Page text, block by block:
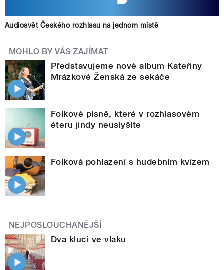
Audiosvět Českého rozhlasu na jednom místě
MOHLO BY VÁS ZAJÍMAT
Představujeme nové album Kateřiny
Mrázkové Ženská ze sekáče
Folkové písně, které v rozhlasovém
éteru jindy neuslyšíte
Folková pohlazení s hudebním kvízem
NEJPOSLOUCHANĚJŠÍ
Dva kluci ve vlaku